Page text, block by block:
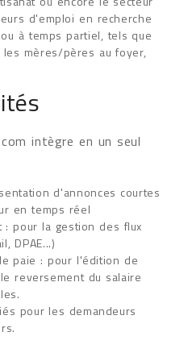
d'emploi en recherche
à temps partiel, tels que
mères/pères au foyer,
intègre en un seul
d'annonces courtes
en temps réel
pour la gestion des flux
DPAE...)
paie : pour l'édition de
reversement du salaire
pour les demandeurs